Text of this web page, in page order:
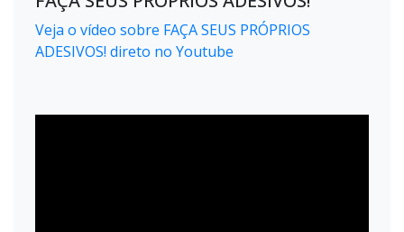
Veja o vídeo sobre FAÇA SEUS PRÓPRIOS
ADESIVOS! direto no Youtube